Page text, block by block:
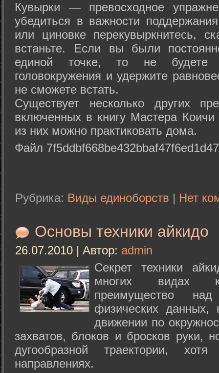
Кувырки — превосходное
убедиться в важности
или циновке перекувыркнитесь,
встаньте. Если вы были
единой точке, то не будете
головокружения и удержите
не сможете встать.
Существует несколько других
включенных в книгу Мастера
из них можно практиковать дома.
Файл
Рубрика: Виды единоборств | Нет
Основы техники айкидо
26.07.2010 | Автор: admin
Секрет техники
многих видах
преимущество
физических данных,
движении по
захватов, блоков и бросков руки,
дугообразной траектории,
направлениях.